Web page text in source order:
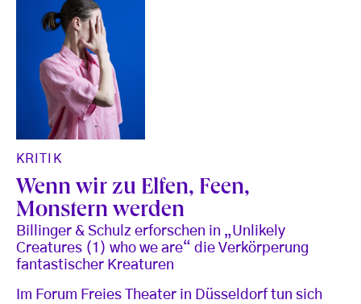
KRITIK
Wenn wir zu Elfen, Feen,
Monstern werden
Billinger & Schulz erforschen in „Unlikely
Creatures (1) who we are“ die Verkörperung
fantastischer Kreaturen
Im Forum Freies Theater in Düsseldorf tun sich